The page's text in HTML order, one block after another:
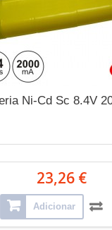
Ni-Cd Sc 8.4V
23,26 €
Adicionar